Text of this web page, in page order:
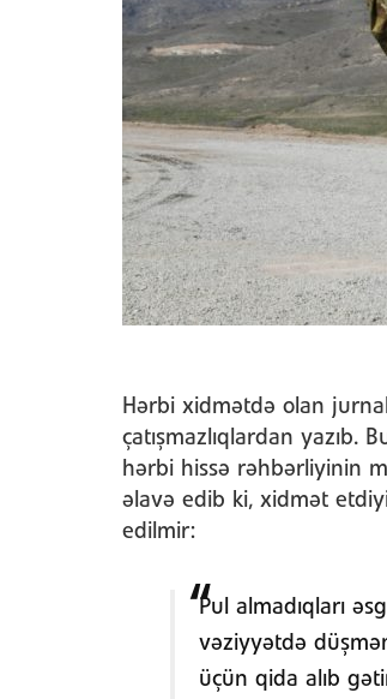
Hərbi xidmətdə olan
çatışmazlıqlardan yazıb.
hərbi hissə rəhbərliyinin
əlavə edib ki, xidmət
edilmir:
Pul almadıqları
vəziyyətdə
üçün qida alıb